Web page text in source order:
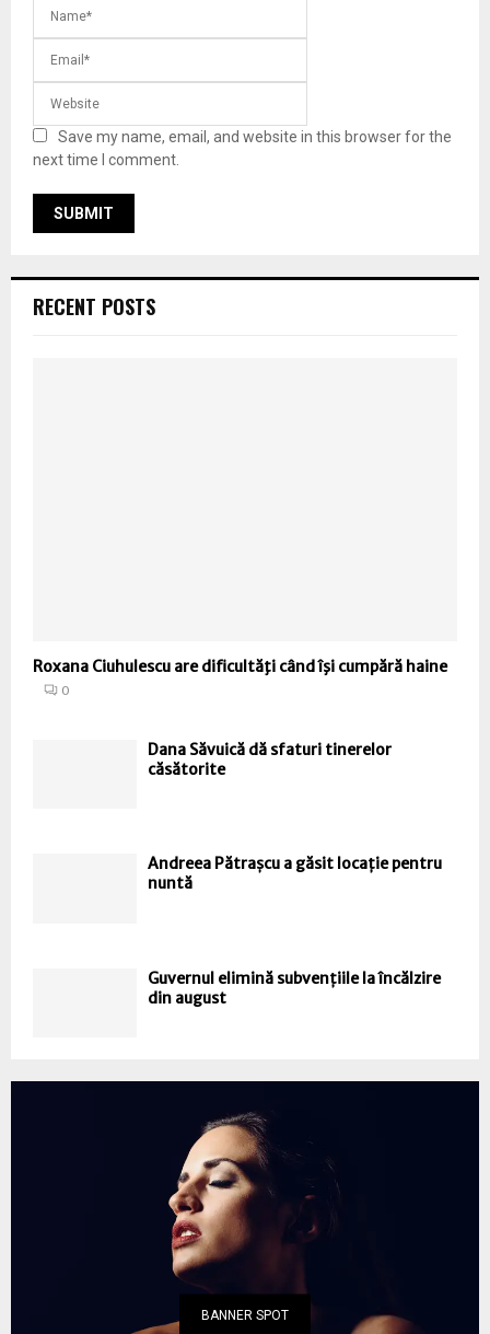
Save my name, email, and website in this browser for the
next time I comment.
RECENT POSTS
Roxana Ciuhulescu are dificultăţi când îşi cumpără haine
0
Dana Săvuică dă sfaturi tinerelor
căsătorite
Andreea Pătrașcu a găsit locație pentru
nuntă
Guvernul elimină subvențiile la încălzire
din august
BANNER SPOT